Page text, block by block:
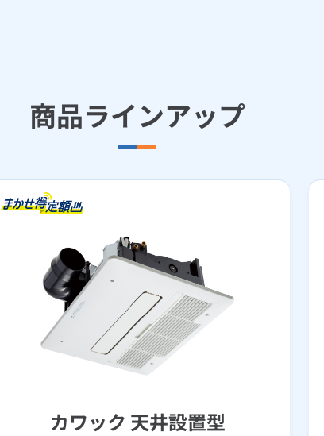
商品ラインアップ
カワック 天井設置型